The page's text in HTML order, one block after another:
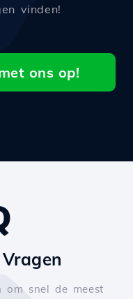
vinden!
ons op!
om snel de meest